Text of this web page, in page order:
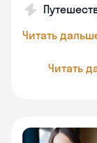
Читать
Читать